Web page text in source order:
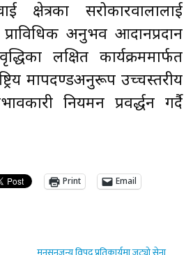
क्षेत्रका सरोकारवालालाई
अनुभव आदानप्रदान
लक्षित कार्यक्रममार्फत
मापदण्डअनुरूप उच्चस्तरीय
नियमन प्रवर्द्धन गर्दै
Print Email